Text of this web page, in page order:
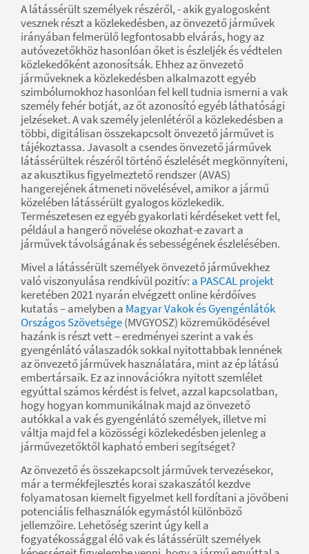
A látássérült személyek részéről, - akik gyalogosként
vesznek részt a közlekedésben, az önvezető járművek
irányában felmerülő legfontosabb elvárás, hogy az
autóvezetőkhöz hasonlóan őket is észleljék és védtelen
közlekedőként azonosítsák. Ehhez az önvezető
járműveknek a közlekedésben alkalmazott egyéb
szimbólumokhoz hasonlóan fel kell tudnia ismerni a vak
személy fehér botját, az őt azonosító egyéb láthatósági
jelzéseket. A vak személy jelenlétéről a közlekedésben a
többi, digitálisan összekapcsolt önvezető járművet is
tájékoztassa. Javasolt a csendes önvezető járművek
látássérültek részéről történő észlelését megkönnyíteni,
az akusztikus figyelmeztető rendszer (AVAS)
hangerejének átmeneti növelésével, amikor a jármű
közelében látássérült gyalogos közlekedik.
Természetesen ez egyéb gyakorlati kérdéseket vett fel,
például a hangerő növelése okozhat-e zavart a
járművek távolságának és sebességének észlelésében.
Mivel a látássérült személyek önvezető járművekhez
való viszonyulása rendkívül pozitív: a PASCAL projekt
keretében 2021 nyarán elvégzett online kérdőíves
kutatás – amelyben a Magyar Vakok és Gyengénlátók
Országos Szövetsége(MVGYOSZ) közreműködésével
hazánk is részt vett – eredményei szerint a vak és
gyengénlátó válaszadók sokkal nyitottabbak lennének
az önvezető járművek használatára, mint az ép látású
embertársaik. Ez az innovációkra nyitott szemlélet
egyúttal számos kérdést is felvet, azzal kapcsolatban,
hogy hogyan kommunikálnak majd az önvezető
autókkal a vak és gyengénlátó személyek, illetve mi
váltja majd fel a közösségi közlekedésben jelenleg a
járművezetőktől kapható emberi segítséget?
Az önvezető és összekapcsolt járművek tervezésekor,
már a termékfejlesztés korai szakaszától kezdve
folyamatosan kiemelt figyelmet kell fordítani a jövőbeni
potenciális felhasználók egymástól különböző
jellemzőire. Lehetőség szerint úgy kell a
fogyatékossággal élő vak és látássérült személyek